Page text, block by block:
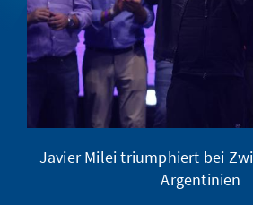
Javier Milei triumphiert bei
Argentinien